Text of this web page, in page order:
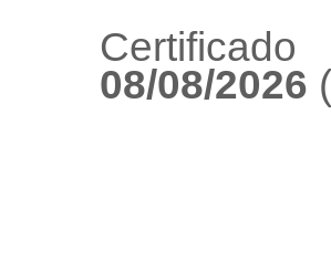
08/08/2026